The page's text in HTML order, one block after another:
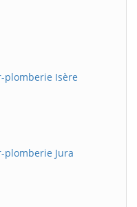
plomberie Isère
plomberie Jura